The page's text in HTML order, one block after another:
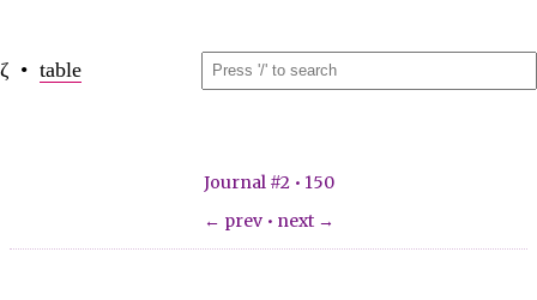
ζ • table